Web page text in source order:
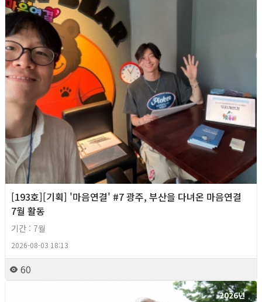
[193호][기획] '마음연결' #7 광주, 부산을 다녀온 마음연결
7월 활동
기간 : 7월
2026-08-03 18:13
60
2026년